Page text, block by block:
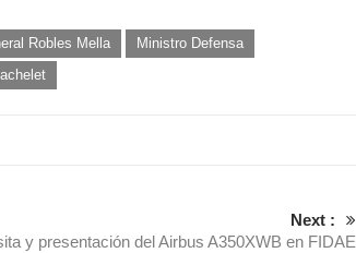
Robles Mella
Ministro Defensa
Next :
y presentación del Airbus A350XWB en FIDAE